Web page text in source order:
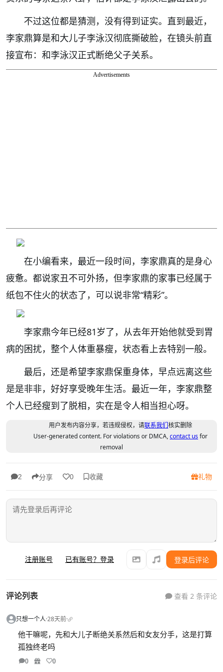
不过这位都是猜测，没有得到证实。直到最近，
李家鼎算是和大儿子李泳汉彻底撕破脸，在镜头前直
接宣布：和李泳汉正式断绝父子关系。
Advertisements
在小编看来，最近一段时间，李家鼎真的是身心
疲惫。都说家丑不可外扬，但李家鼎的家事已经属于
纸包不住火的状态了，可以说非常“精彩”。
李家鼎今年已经81岁了，从去年开始他就受到胃
病的困扰，整个人体重暴瘦，状态看上去特别一般。
最后，还是希望李家鼎保重身体，早点远离这些
是是非非，好好享受晚年生活。最近一年，李家鼎整
个人已经瘦到了脱相，实在是令人相当担心呀。
用户发布内容分享，若违规侵权，请联系我们核实删除
User-generated content. For violations or DMCA,contact usfor
removal
2 分享 0 收藏 礼物
注册账号 已有账号？登录 登录后评论
评论列表 查看 2 条评论
只想一个人·28天前·
他干嘛呢，先和大儿子断绝关系然后和女友分手，这是打算
孤独终老吗
0 0